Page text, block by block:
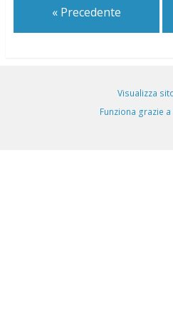
« Precedente
Visualizza
Funziona grazie